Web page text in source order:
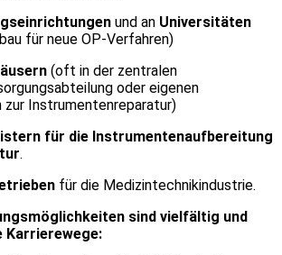
und an Universitäten
für neue OP-Verfahren)
(oft in der zentralen
oder eigenen
Instrumentenreparatur)
für die Instrumentenaufbereitung
.
für die Medizintechnikindustrie.
sind vielfältig und
Karrierewege: